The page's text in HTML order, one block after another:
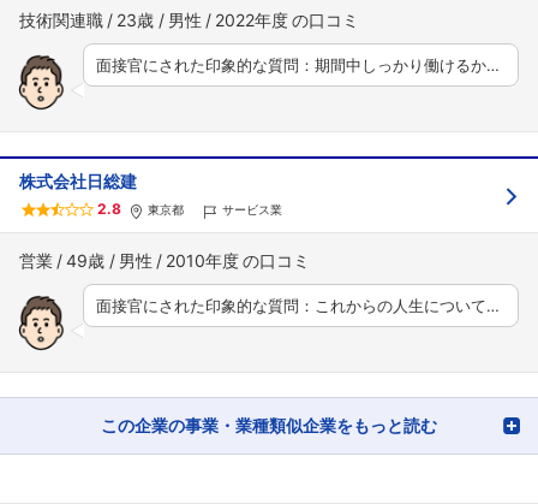
技術関連職 23歳 男性 2022年度
面接官にされた印象的な質問：期間中しっかり働けるか…
株式会社日総建
2.8 東京都 サービス業
営業 49歳 男性 2010年度
面接官にされた印象的な質問：これからの人生について…
この企業の事業・業種類似企業をもっと読む